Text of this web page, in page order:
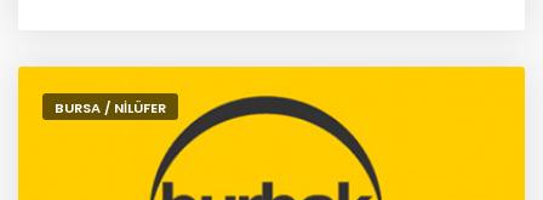
BURSA / NİLÜFER